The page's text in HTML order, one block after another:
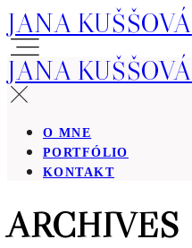
JANA KUŠŠOVÁ
JANA KUŠŠOVÁ
O MNE
PORTFÓLIO
KONTAKT
ARCHIVES